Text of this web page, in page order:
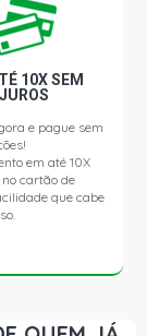
(1982 -
(1970 -
(1982 -
10X SEM
JUROS
e pague sem
em até 10X
cartão de
que cabe